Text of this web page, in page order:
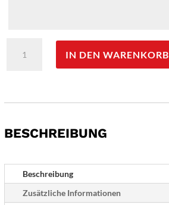
Trinkflasche
0,5
L
-
Gravur
möglich
IN DEN WARENKORB
BESCHREIBUNG
Beschreibung
Zusätzliche Informationen